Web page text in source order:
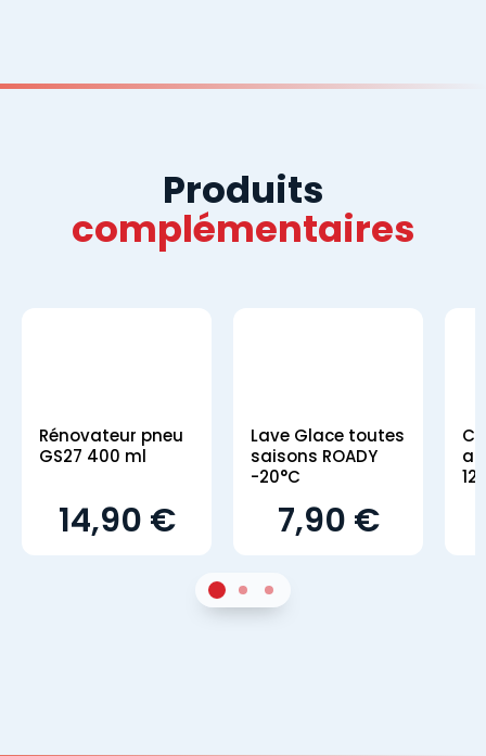
Produits
complémentaires
Rénovateur pneu
GS27 400 ml
14,90 €
Lave Glace toutes
saisons ROADY
-20°C
7,90 €
Sur 22Sur 23Sur 2